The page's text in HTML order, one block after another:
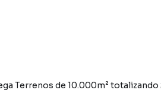
Terrenos de 10.000m²